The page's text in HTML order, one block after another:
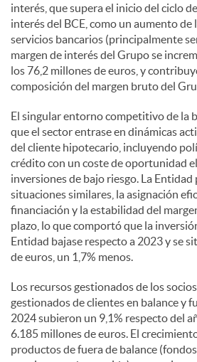
interés, que supera el inicio del ciclo
interés del BCE, como un aumento de
servicios bancarios (principalmente
margen de interés del Grupo se
los 76,2 millones de euros, y
composición del margen bruto del
El singular entorno competitivo de la
que el sector entrase en dinámicas
del cliente hipotecario, incluyendo
crédito con un coste de oportunidad
inversiones de bajo riesgo. La
situaciones similares, la asignación
financiación y la estabilidad del
plazo, lo que comportó que la
Entidad bajase respecto a 2023 y se
de euros, un 1,7% menos.
Los recursos gestionados de los
gestionados de clientes en balance y
2024 subieron un 9,1% respecto del
6.185 millones de euros. El
productos de fuera de balance